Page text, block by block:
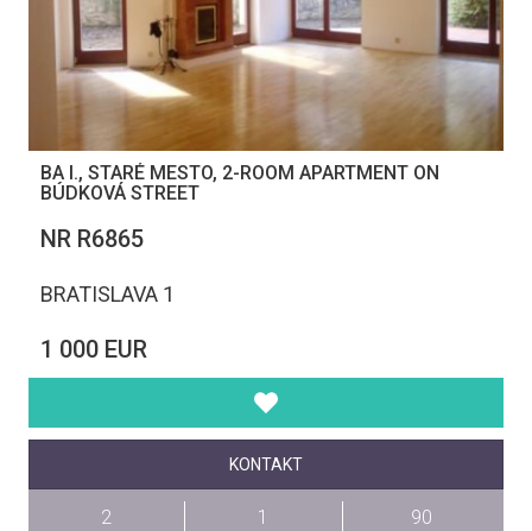
BA I., STARÉ MESTO, 2-ROOM APARTMENT ON
BÚDKOVÁ STREET
NR R6865
BRATISLAVA 1
1 000 EUR
KONTAKT
2
1
90